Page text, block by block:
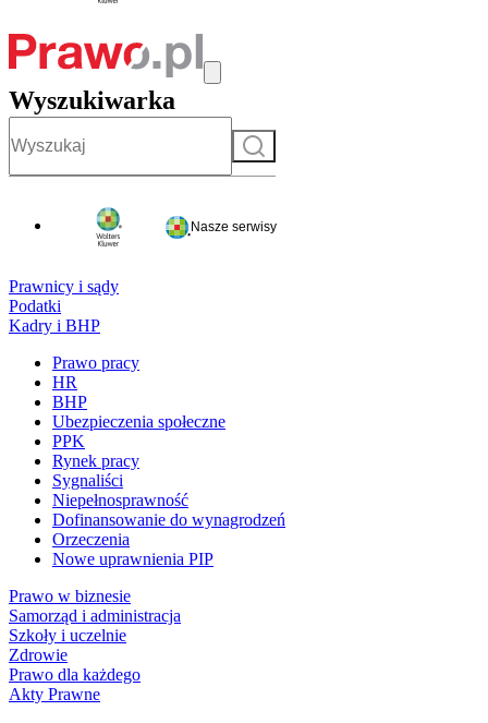
Wyszukiwarka
Szukaj
Nasze serwisy
Prawnicy i sądy
Podatki
Kadry i BHP
Prawo pracy
HR
BHP
Ubezpieczenia społeczne
PPK
Rynek pracy
Sygnaliści
Niepełnosprawność
Dofinansowanie do wynagrodzeń
Orzeczenia
Nowe uprawnienia PIP
Prawo w biznesie
Samorząd i administracja
Szkoły i uczelnie
Zdrowie
Prawo dla każdego
Akty Prawne